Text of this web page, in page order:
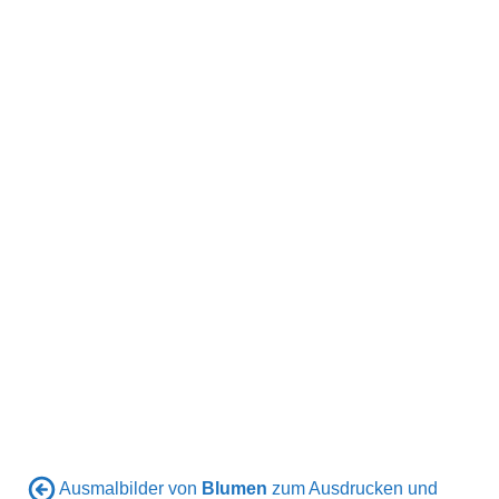
Ausmalbilder von Blumen zum Ausdrucken und